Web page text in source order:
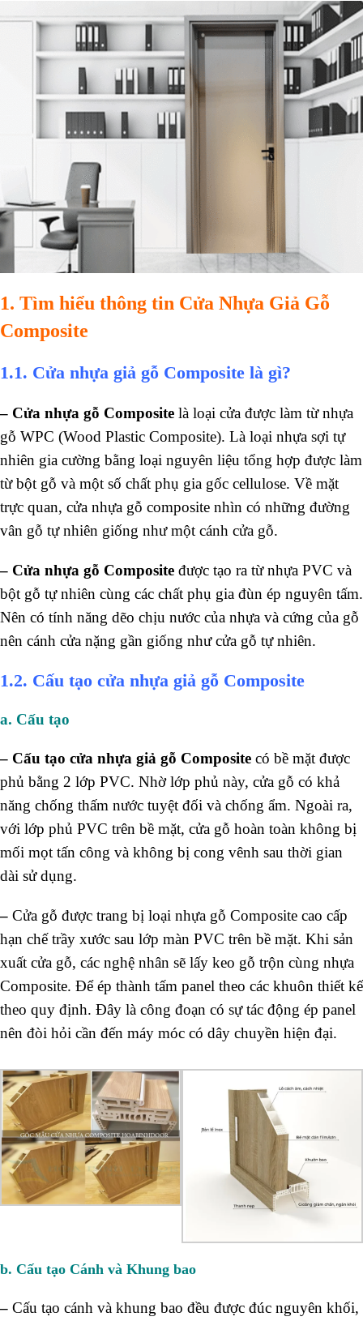
1. Tìm hiểu thông tin Cửa Nhựa Giả Gỗ
Composite
1.1. Cửa nhựa giả gỗ Composite là gì?
– Cửa nhựa gỗ Composite là loại cửa được làm từ nhựa
gỗ WPC (Wood Plastic Composite). Là loại nhựa sợi tự
nhiên gia cường bằng loại nguyên liệu tổng hợp được làm
từ bột gỗ và một số chất phụ gia gốc cellulose. Về mặt
trực quan, cửa nhựa gỗ composite nhìn có những đường
vân gỗ tự nhiên giống như một cánh cửa gỗ.
– Cửa nhựa gỗ Composite được tạo ra từ nhựa PVC và
bột gỗ tự nhiên cùng các chất phụ gia đùn ép nguyên tấm.
Nên có tính năng dẽo chịu nước của nhựa và cứng của gỗ
nên cánh cửa nặng gần giống như cửa gỗ tự nhiên.
1.2. Cấu tạo cửa nhựa giả gỗ Composite
a. Cấu tạo
– Cấu tạo cửa nhựa giả gỗ Composite có bề mặt được
phủ bằng 2 lớp PVC. Nhờ lớp phủ này, cửa gỗ có khả
năng chống thấm nước tuyệt đối và chống ẩm. Ngoài ra,
với lớp phủ PVC trên bề mặt, cửa gỗ hoàn toàn không bị
mối mọt tấn công và không bị cong vênh sau thời gian
dài sử dụng.
– Cửa gỗ được trang bị loại nhựa gỗ Composite cao cấp
hạn chế trầy xước sau lớp màn PVC trên bề mặt. Khi sản
xuất cửa gỗ, các nghệ nhân sẽ lấy keo gỗ trộn cùng nhựa
Composite. Để ép thành tấm panel theo các khuôn thiết kế
theo quy định. Đây là công đoạn có sự tác động ép panel
nên đòi hỏi cần đến máy móc có dây chuyền hiện đại.
b. Cấu tạo Cánh và Khung bao
– Cấu tạo cánh và khung bao đều được đúc nguyên khối,